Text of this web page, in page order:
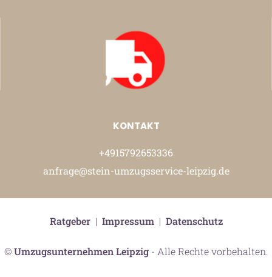
KONTAKT
+4915792653336
anfrage@stein-umzugsservice-leipzig.de
©Umzugsunternehmen Leipzig- Alle Rechte vorbehalten.
Ratgeber| Impressum| Datenschutz